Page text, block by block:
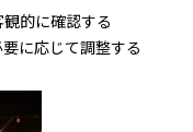
的に確認する
に応じて調整する